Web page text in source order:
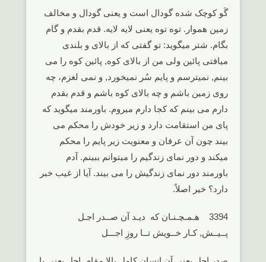
گَو کوچک شده گودال است و یعنی گودال و مخالف
زمین هموار. توه توه یعنی لایه لایه. قدم بقدم و گام
بگام. شتر میگوید: تو گفتی که از بالای و بلندی
میافتی پائین ولی من از بالای کوه, پائین کوه را می
بینم, نمیترسم و پایم سُر نمیخورد, و نمی لغزم، چه
روی زمین باشم و چه بالای کوه باشم و قدم بقدم
دارم می بینم که کجا دارم میروم. باورمند میگوید که
پای من استقامت دارد و زیر خودش را محکم می
بیند چون آن عرفان و معنویت زیر پایم را محکم
میکند و دور نمای زندگیم را میتوانم ببینم. آدم
باورمند دور نمای زندگیش را می بیند. آیا از غیب خبر
دارد؟ خیر اصلاً.
3394 هـمـچـنـان که دیـد آن صــدر اجـل
پــیــش, کـار خــویش تــا روزِ اجـــل